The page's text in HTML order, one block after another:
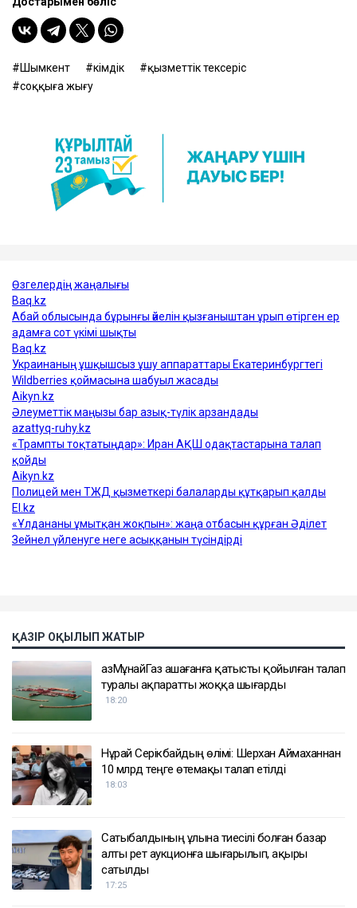
Шымкент әкімдік
қызметтік тексеріс
соққыға жығу
ҚазМұнайГаз Қашағанға қатысты қойылған талап
туралы ақпаратты жоққа шығарды
18:20